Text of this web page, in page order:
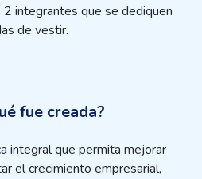
integrantes que se dediquen
de vestir.
fue creada?
integral que permita mejorar
el crecimiento empresarial,